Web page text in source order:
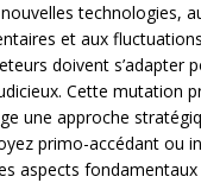
technologies,
et aux fluctuations
doivent s’adapter
Cette mutation
une approche
primo-accédant ou
aspects fondamentaux